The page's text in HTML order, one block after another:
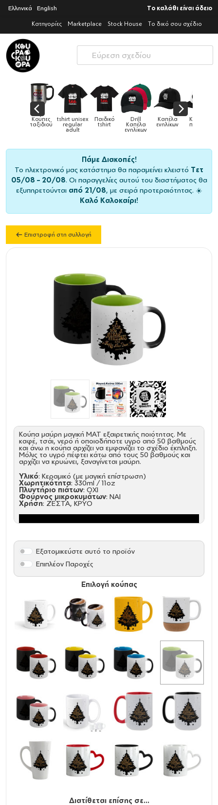
Ελληνικά English Το καλάθι είναι άδειο
Κατηγορίες Marketplace Stock House Το δικό σου σχέδιο
tshirt unisex
regular
Παιδικό
tshirt
Drill
Καπέλα
ενηλίκων
Καπέλα
ενηλίκων
Καπέλα
παιδικά Κούπες
Πάμε Διακοπές!
Το ηλεκτρονικό μας κατάστημα θα παραμείνει κλειστό Τετ
05/08 – 20/08. Οι παραγγελίες αυτού του διαστήματος θα
εξυπηρετούνται από 21/08, με σειρά προτεραιότητας. ☀️
Καλό Καλοκαίρι!
Επιστροφή στη συλλογή
Κούπα μαύρη μαγική ΜΑΤ εξαιρετικής ποιότητας. Με
καφέ, τσάι, νερό ή οποιοδήποτε υγρό από 50 βαθμούς
και άνω η κούπα αρχίζει να εμφανίζει το σχέδιο έκπληξη.
Μόλις το υγρό πέφτει κάτω από τους 50 βαθμούς και
αρχίζει να κρυώνει, ξαναγίνεται μαύρη.
Υλικό: Κεραμικό (με μαγική επίστρωση)
Χωρητικότητα: 330ml / 11oz
Πλυντήριο πιάτων: ΟΧΙ
Φούρνος μικροκυμάτων: ΝΑΙ
Χρήση: ΖΕΣΤΑ, ΚΡΥΟ
Επιλογή κούπας
Εξατομικεύστε αυτό το προϊόν
Επιπλέον Παροχές
Διατίθεται επίσης σε...